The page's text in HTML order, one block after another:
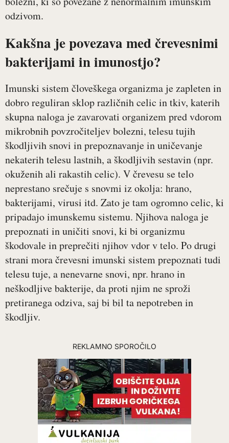
odzivom.
Kakšna je povezava med črevesnimi
bakterijami in imunostjo?
Imunski sistem človeškega organizma je zapleten in
dobro reguliran sklop različnih celic in tkiv, katerih
skupna naloga je zavarovati organizem pred vdorom
mikrobnih povzročiteljev bolezni, telesu tujih
škodljivih snovi in prepoznavanje in uničevanje
nekaterih telesu lastnih, a škodljivih sestavin (npr.
okuženih ali rakastih celic). V črevesu se telo
neprestano srečuje s snovmi iz okolja: hrano,
bakterijami, virusi itd. Zato je tam ogromno celic, ki
pripadajo imunskemu sistemu. Njihova naloga je
prepoznati in uničiti snovi, ki bi organizmu
škodovale in preprečiti njihov vdor v telo. Po drugi
strani mora črevesni imunski sistem prepoznati tudi
telesu tuje, a nenevarne snovi, npr. hrano in
neškodljive bakterije, da proti njim ne sproži
pretiranega odziva, saj bi bil ta nepotreben in
škodljiv.
REKLAMNO SPOROČILO